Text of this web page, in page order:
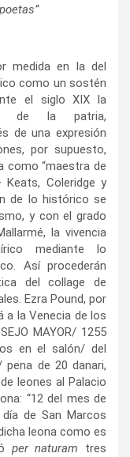
medida en la del
como un sostén
el siglo XIX la
de la patria,
de una expresión
por supuesto,
como “maestra de
Keats, Coleridge y
de lo histórico se
y con el grado
la vivencia
mediante lo
Así procederán
del collage de
Ezra Pound, por
a la Venecia de los
MAYOR/ 1255
en el salón/ del
de 20 danari,
leones al Palacio
“12 del mes de
de San Marcos
leona como es
per naturam tres